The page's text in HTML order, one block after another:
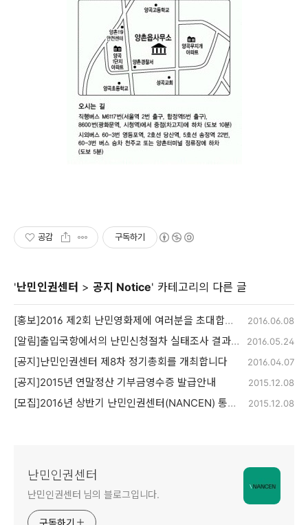
공감 구독하기
'난민인권센터 > 공지 Notice' 카테고리의 다른 글
[홍보]2016 제2회 난민영화제에 여러분을 초대합니다. 2016.06.08
[알림]출입국항에서의 난민신청절차 실태조사 결과 보고대회 2016.05.24
[공지]난민인권센터 제8차 정기총회를 개최합니다 2016.04.07
[공지]2015년 연말정산 기부금영수증 발급안내 2015.12.08
[모집]2016년 상반기 난민인권센터(NANCEN) 통번역 및 COI 조사 자원활동가 2015.12.08
난민인권센터
난민인권센터 님의 블로그입니다.
구독하기